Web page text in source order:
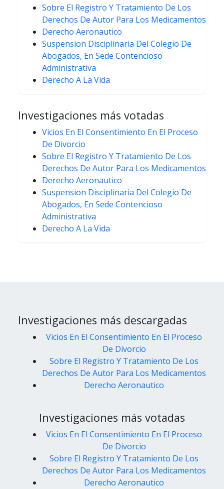
Sobre El Registro Y Tratamiento De Los
Derechos De Autor Para Los Medicamentos
Derecho Aeronautico
Suspension Disciplinaria Del Colegio De
Abogados, En Sede Contencioso
Administrativa
Derecho A La Vida
Investigaciones más votadas
Vicios En El Consentimiento En El Proceso
De Divorcio
Sobre El Registro Y Tratamiento De Los
Derechos De Autor Para Los Medicamentos
Derecho Aeronautico
Suspension Disciplinaria Del Colegio De
Abogados, En Sede Contencioso
Administrativa
Derecho A La Vida
Investigaciones más descargadas
Vicios En El Consentimiento En El Proceso
De Divorcio
Sobre El Registro Y Tratamiento De Los
Derechos De Autor Para Los Medicamentos
Derecho Aeronautico
Investigaciones más votadas
Vicios En El Consentimiento En El Proceso
De Divorcio
Sobre El Registro Y Tratamiento De Los
Derechos De Autor Para Los Medicamentos
Derecho Aeronautico